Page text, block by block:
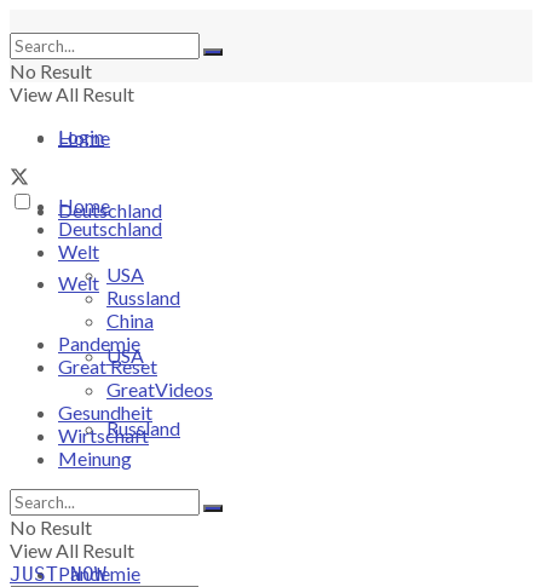
No Result
View All Result
Login
Home
Deutschland
Welt
USA
Russland
Pandemie
Home
Deutschland
Welt
USA
Russland
China
Pandemie
Great Reset
GreatVideos
Gesundheit
Wirtschaft
Meinung
No Result
View All Result
JUST-NOW